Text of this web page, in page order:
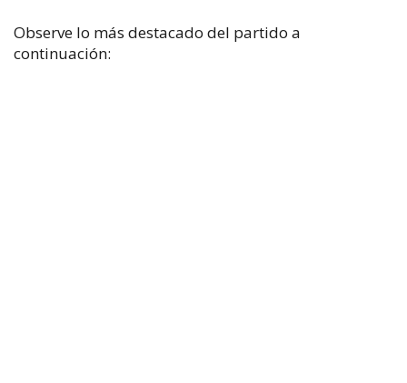
Observe lo más destacado del partido a
continuación: